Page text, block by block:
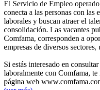
El Servicio de Empleo
conecta a las personas con las
laborales y buscan atraer el
consolidación. Las vacantes
Comfama, corresponden a
empresas de diversos
Si estás interesado en
laboralmente con Comfama, te
página web